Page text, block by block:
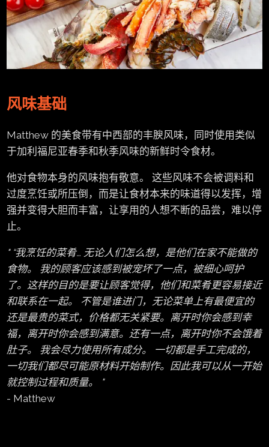
风味基础
Matthew 的美食带有中西部的丰腴风味，同时使用类似
于加利福尼亚春季和秋季风味的新鲜时令食材。
他对食物本身的风味抱有敬意。 这些风味不会被调料和
过度烹饪或所压倒，而是让食材本来的味道得以发挥，增
强并变得大胆而丰富，让享用的人想不断的品尝，难以停
止。
“我烹饪的菜肴… 无论人们怎么想，是他们在家不能做的
食物。 我的顾客应该感到被宠坏了一点，被细心呵护
了。这样的目的是要让顾客觉得，他们和菜肴更容易接近
和联系在一起。 不管是谁进门，无论菜单上有最便宜的
还是最贵的菜式，价格都无关紧要。离开时你会感到幸
福，离开时你会感到满意。还有一点，离开时你不会饿着
肚子。 我会尽力使用所有成分。 一切都是手工完成的，
一切我们都尽可能原材料开始制作。因此我可以从一开始
就控制过程和质量。
- Matthew